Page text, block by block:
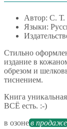
Автор: С. Т.
Языки:
Стильно
издание в
обрезом и
тиснением.
Книга
ВСЁ есть. :-)
в озонев продаже